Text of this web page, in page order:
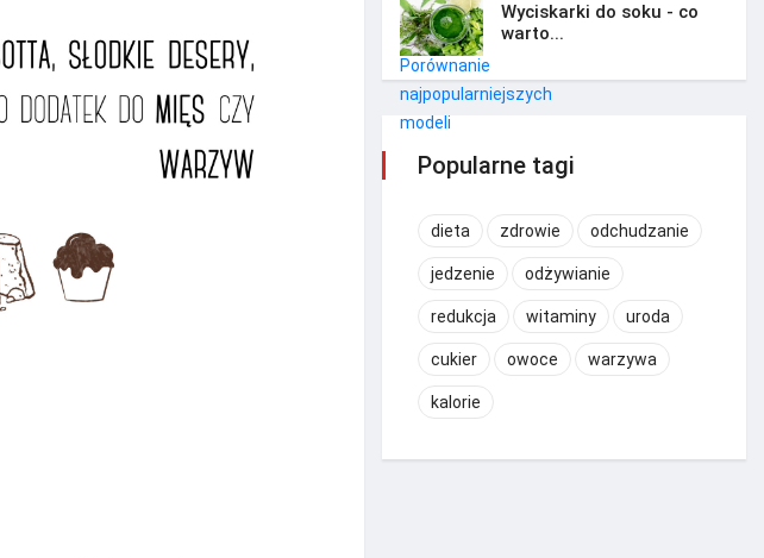
Wyciskarki do soku - co
warto...
Popularne tagi
dieta zdrowie odchudzanie
jedzenie odżywianie
redukcja witaminy uroda
cukier owoce warzywa
kalorie